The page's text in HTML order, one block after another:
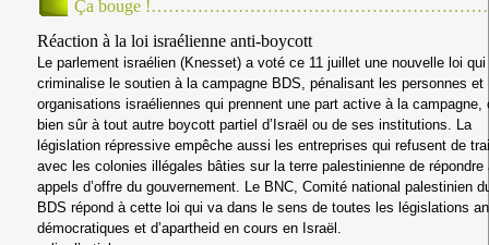
Ça bouge
Réaction à la loi israélienne anti-boycott
Le parlement israélien (Knesset) a voté ce 11 juillet une nouvelle loi qui
criminalise le soutien à la campagne BDS, pénalisant les personnes et
organisations israéliennes qui prennent une part active à la campagne,
bien sûr à tout autre boycott partiel d’Israël ou de ses institutions. La
législation répressive empêche aussi les entreprises qui refusent de
avec les colonies illégales bâties sur la terre palestinienne de répondre
appels d’offre du gouvernement. Le BNC, Comité national palestinien
BDS répond à cette loi qui va dans le sens de toutes les législations
démocratiques et d’apartheid en cours en Israël.